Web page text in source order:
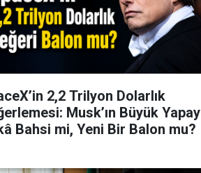
2,2 Trilyon Dolarlık
Musk’ın Büyük Yapay
Bahsi mi, Yeni Bir Balon mu?